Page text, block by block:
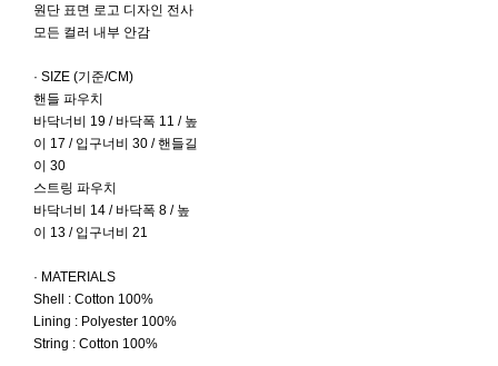
원단 표면 로고 디자인 전사
모든 컬러 내부 안감
· SIZE (기준/CM)
핸들 파우치
바닥너비 19 / 바닥폭 11 / 높
이 17 / 입구너비 30 / 핸들길
이 30
스트링 파우치
바닥너비 14 / 바닥폭 8 / 높
이 13 / 입구너비 21
· MATERIALS
Shell : Cotton 100%
Lining : Polyester 100%
String : Cotton 100%